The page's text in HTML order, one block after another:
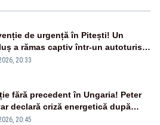
de urgență în Pitești! Un
a rămas captiv într-un autoturism
unei defecțiuni
20:33
fără precedent în Ungaria! Peter
declară criză energetică după
centralei de la Paks
20:45